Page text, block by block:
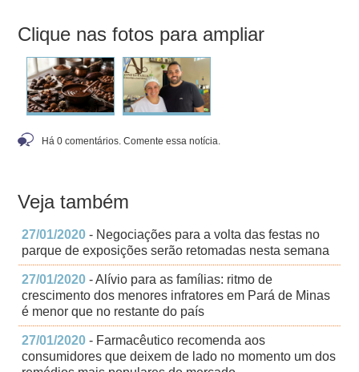
Clique nas fotos para ampliar
Há 0 comentários. Comente essa notícia.
Veja também
27/01/2020 - Negociações para a volta das festas no
parque de exposições serão retomadas nesta semana
27/01/2020 - Alívio para as famílias: ritmo de
crescimento dos menores infratores em Pará de Minas
é menor que no restante do país
27/01/2020 - Farmacêutico recomenda aos
consumidores que deixem de lado no momento um dos